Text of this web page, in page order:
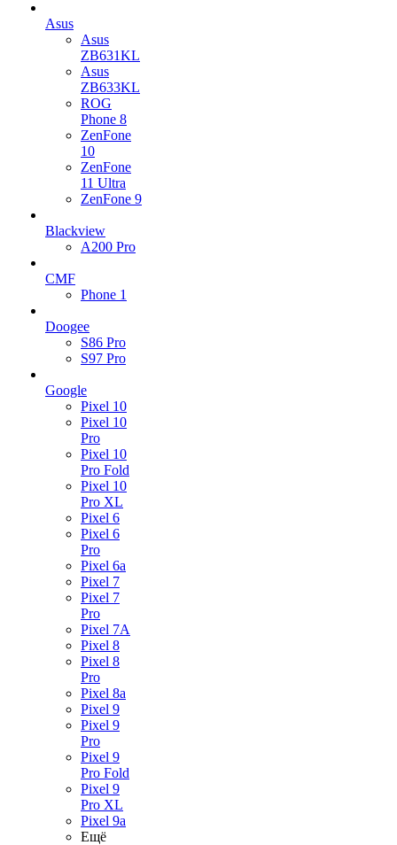
Asus
Asus
ZB631KL
Asus
ZB633KL
ROG
Phone 8
ZenFone
10
ZenFone
11 Ultra
ZenFone 9
Blackview
A200 Pro
CMF
Phone 1
Doogee
S86 Pro
S97 Pro
Google
Pixel 10
Pixel 10
Pro
Pixel 10
Pro Fold
Pixel 10
Pro XL
Pixel 6
Pixel 6
Pro
Pixel 6a
Pixel 7
Pixel 7
Pro
Pixel 7A
Pixel 8
Pixel 8
Pro
Pixel 8a
Pixel 9
Pixel 9
Pro
Pixel 9
Pro Fold
Pixel 9
Pro XL
Pixel 9a
Ещё